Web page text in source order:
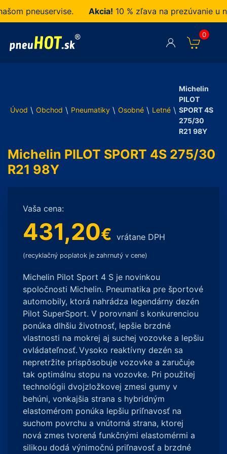
pneuservise. Akcia!10 % zľava na prezúvanie u nás
0
Úvod \ Obchod \ Pneumatiky \ Osobné \ Letné \
Michelin
PILOT
SPORT 4S
275/30
R21 98Y
Michelin PILOT SPORT 4S 275/30
R21 98Y
Vaša cena:
431,20€ vrátane DPH
(recyklačný poplatok je zahrnutý v cene)
Michelin Pilot Sport 4 S je novinkou
spoločnosti Michelin. Pneumatika pre športové
automobily, ktorá nahrádza legendárny dezén
Pilot SuperSport. V porovnaní s konkurenciou
ponúka dlhšiu životnosť, lepšie brzdné
vlastnosti na mokrej aj suchej vozovke a lepšiu
ovládateľnosť. Vysoko reaktívny dezén sa
nepretržite prispôsobuje vozovke a zaručuje
tak optimálnu stopu na vozovke. Pri použitej
technológii dvojzložkovej zmesi gumy v
behúni, vonkajšia strana s hybridným
elastomérom ponúka lepšiu priľnavosť na
suchom povrchu a vnútorná strana, ktorej
nová zmes tvorená funkčnými elastomérmi a
silikou dodá výnimočnú priľnavosť a brzdné